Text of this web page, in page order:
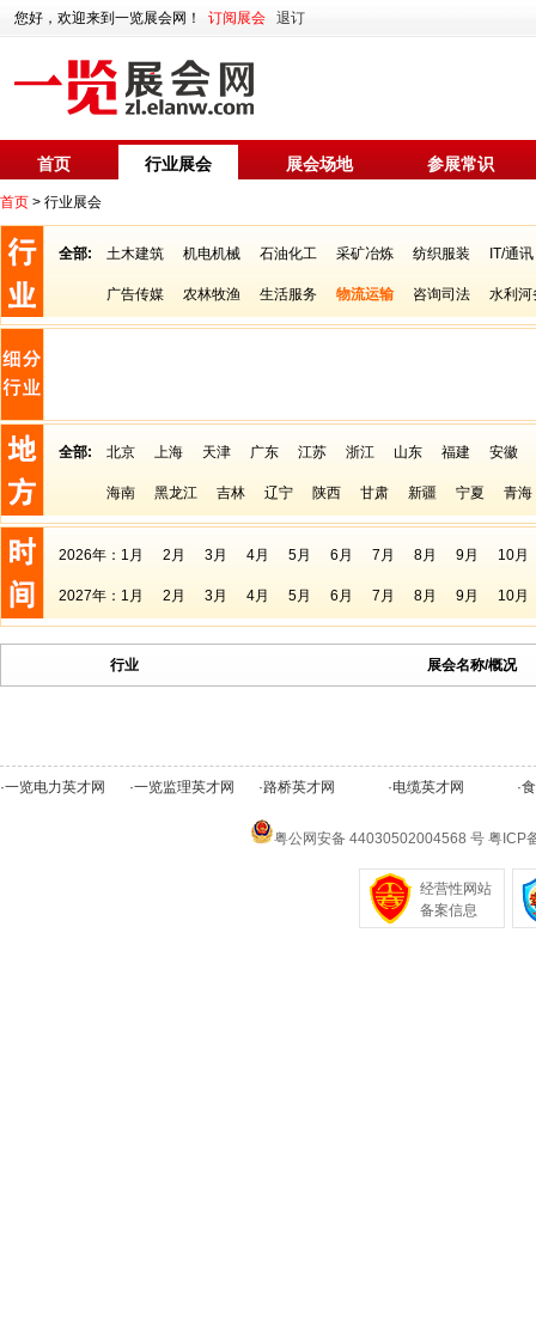
您好，欢迎来到一览展会网！ 订阅展会 退订
首页 行业展会 展会场地 参展常识
首页 > 行业展会
全部: 土木建筑 机电机械 石油化工 采矿冶炼 纺织服装 IT/通讯
广告传媒 农林牧渔 生活服务 物流运输 咨询司法 水利河
全部: 北京 上海 天津 广东 江苏 浙江 山东 福建 安徽
海南 黑龙江 吉林 辽宁 陕西 甘肃 新疆 宁夏 青海
2026年： 1月 2月 3月 4月 5月 6月 7月 8月 9月 10月
2027年： 1月 2月 3月 4月 5月 6月 7月 8月 9月 10月
行业 展会名称/概况
·一览电力英才网 ·一览监理英才网 ·路桥英才网 ·电缆英才网 ·
粤公网安备 44030502004568 号 粤ICP
经营性网站
备案信息